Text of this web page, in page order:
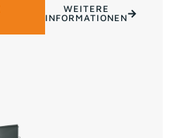
WEITERE
INFORMATIONEN